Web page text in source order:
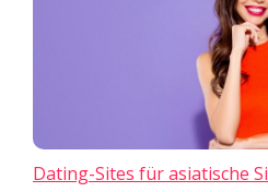
Dating-Sites für asiatische